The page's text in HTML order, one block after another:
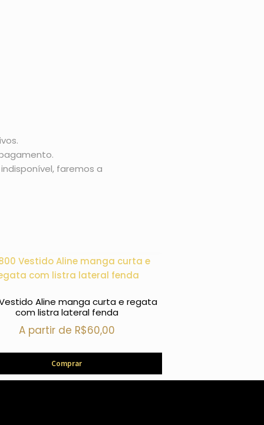
faremos a
Aline manga curta e regata
com listra lateral fenda
A partir de R$60,00
Comprar